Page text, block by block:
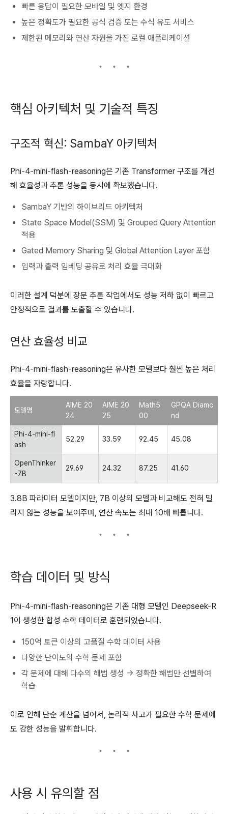
빠른 응답이 필요한 모바일 및 엣지 환경
높은 정확도가 필요한 공식 검증 또는 수식 유도 서비스
제한된 메모리와 연산 자원을 가진 로컬 애플리케이션
핵심 아키텍처 및 기술적 특징
구조적 혁신: SambaY 아키텍처
Phi-4-mini-flash-reasoning은 기존 Transformer 구조를 개선
해 효율성과 추론 성능을 동시에 확보했습니다.
SambaY 기반의 하이브리드 아키텍처
State Space Model(SSM) 및 Grouped Query Attention
적용
Gated Memory Sharing 및 Global Attention Layer 포함
입력과 출력 임베딩 공유로 처리 효율 극대화
이러한 설계 덕분에 장문 추론 작업에서도 성능 저하 없이 빠르고
안정적으로 결과를 도출할 수 있습니다.
연산 효율성 비교
Phi-4-mini-flash-reasoning은 유사한 모델보다 훨씬 높은 처리
효율을 자랑합니다.
모델명
AIME 20
24
AIME 20
25
Math5
00
GPQA Diamo
nd
Phi-4-mini-fl
ash
52.29 33.59 92.45 45.08
OpenThinker
-7B
29.69 24.32 87.25 41.60
3.8B 파라미터 모델이지만, 7B 이상의 모델과 비교해도 전혀 밀
리지 않는 성능을 보여주며, 연산 속도는 최대 10배 빠릅니다.
학습 데이터 및 방식
Phi-4-mini-flash-reasoning은 기존 대형 모델인 Deepseek-R
1이 생성한 합성 수학 데이터로 훈련되었습니다.
150억 토큰 이상의 고품질 수학 데이터 사용
다양한 난이도의 수학 문제 포함
각 문제에 대해 다수의 해법 생성 → 정확한 해법만 선별하여
학습
이로 인해 단순 계산을 넘어서, 논리적 사고가 필요한 수학 문제에
도 강한 성능을 발휘합니다.
사용 시 유의할 점